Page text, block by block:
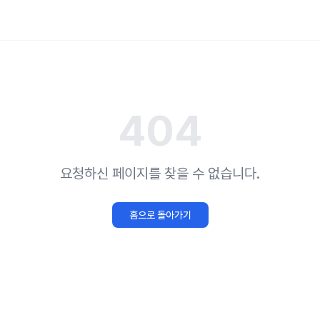
404
요청하신 페이지를 찾을 수 없습니다.
홈으로 돌아가기